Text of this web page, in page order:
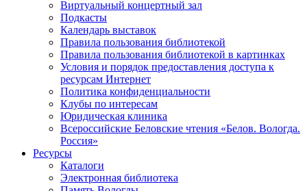
Виртуальный концертный зал
Подкасты
Календарь выставок
Правила пользования библиотекой
Правила пользования библиотекой в картинках
Условия и порядок предоставления доступа к
ресурсам Интернет
Политика конфиденциальности
Клубы по интересам
Юридическая клиника
Всероссийские Беловские чтения «Белов. Вологда.
Россия»
Ресурсы
Каталоги
Электронная библиотека